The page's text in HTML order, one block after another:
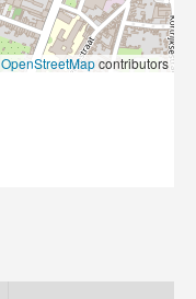
OpenStreetMapcontributors